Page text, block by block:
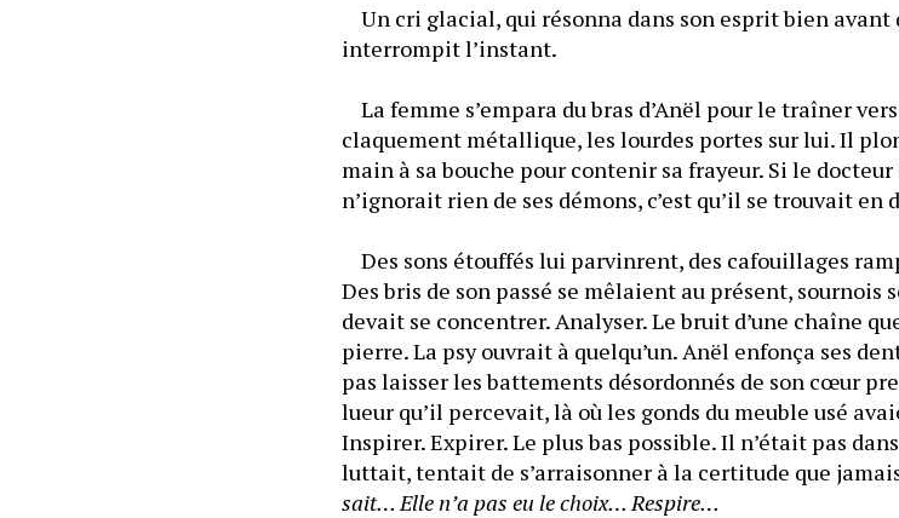
Un cri glacial, qui résonna dans son esprit bien avant
interrompit l’instant.
La femme s’empara du bras d’Anël pour le traîner
claquement métallique, les lourdes portes sur lui. Il
main à sa bouche pour contenir sa frayeur. Si le
n’ignorait rien de ses démons, c’est qu’il se trouvait en
Des sons étouffés lui parvinrent, des cafouillages
Des bris de son passé se mêlaient au présent,
devait se concentrer. Analyser. Le bruit d’une chaîne
pierre. La psy ouvrait à quelqu’un. Anël enfonça ses
pas laisser les battements désordonnés de son cœur
lueur qu’il percevait, là où les gonds du meuble usé
Inspirer. Expirer. Le plus bas possible. Il n’était pas
luttait, tentait de s’arraisonner à la certitude que
sait… Elle n’a pas eu le choix… Respire…